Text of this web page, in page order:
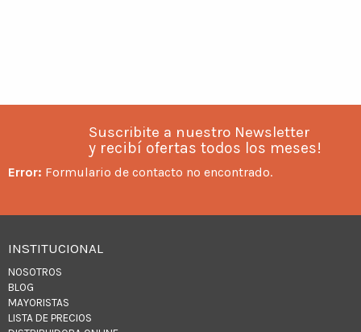
Suscribite a nuestro Newsletter
y recibí ofertas todos los meses!
Error: Formulario de contacto no encontrado.
INSTITUCIONAL
NOSOTROS
BLOG
MAYORISTAS
LISTA DE PRECIOS